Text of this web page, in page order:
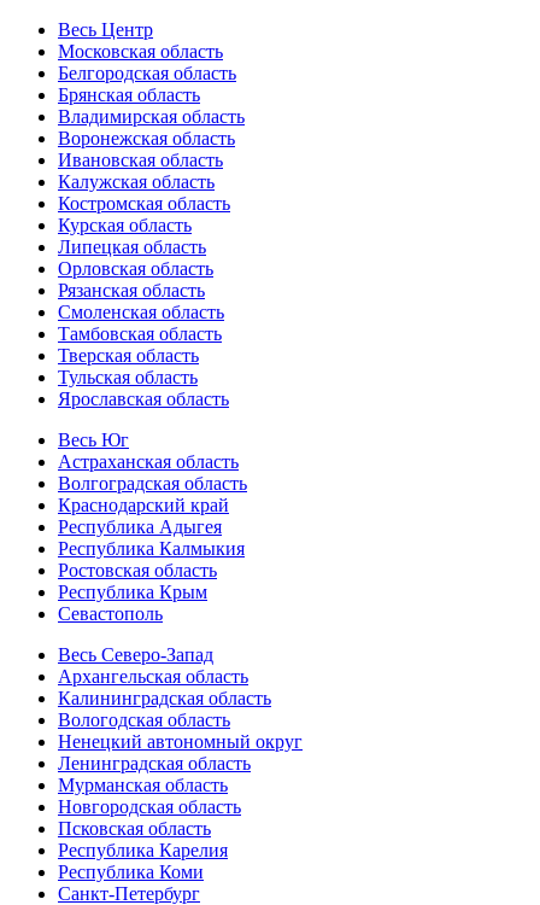
Весь Центр
Московская область
Белгородская область
Брянская область
Владимирская область
Воронежская область
Ивановская область
Калужская область
Костромская область
Курская область
Липецкая область
Орловская область
Рязанская область
Смоленская область
Тамбовская область
Тверская область
Тульская область
Ярославская область
Весь Юг
Астраханская область
Волгоградская область
Краснодарский край
Республика Адыгея
Республика Калмыкия
Ростовская область
Республика Крым
Севастополь
Весь Северо-Запад
Архангельская область
Калининградская область
Вологодская область
Ненецкий автономный округ
Ленинградская область
Мурманская область
Новгородская область
Псковская область
Республика Карелия
Республика Коми
Санкт-Петербург